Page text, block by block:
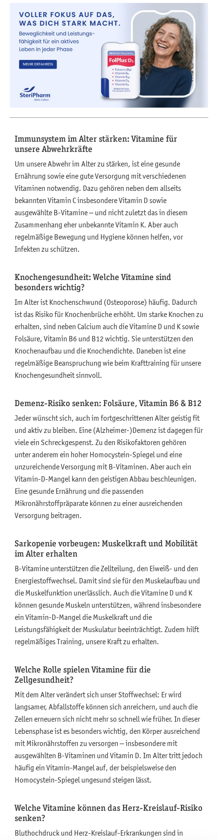
Immunsystem im Alter stärken: Vitamine für
unsere Abwehrkräfte
Um unsere Abwehr im Alter zu stärken, ist eine gesunde
Ernährung sowie eine gute Versorgung mit verschiedenen
Vitaminen notwendig. Dazu gehören neben dem allseits
bekannten Vitamin C insbesondere Vitamin D sowie
ausgewählte B-Vitamine – und nicht zuletzt das in diesem
Zusammenhang eher unbekannte Vitamin K. Aber auch
regelmäßige Bewegung und Hygiene können helfen, vor
Infekten zu schützen.
Knochengesundheit: Welche Vitamine sind
besonders wichtig?
Im Alter ist Knochenschwund (Osteoporose) häufig. Dadurch
ist das Risiko für Knochenbrüche erhöht. Um starke Knochen zu
erhalten, sind neben Calcium auch die Vitamine D und K sowie
Folsäure, Vitamin B6 und B12 wichtig. Sie unterstützen den
Knochenaufbau und die Knochendichte. Daneben ist eine
regelmäßige Beanspruchung wie beim Krafttraining für unsere
Knochengesundheit sinnvoll.
Demenz-Risiko senken: Folsäure, Vitamin B6 & B12
Jeder wünscht sich, auch im fortgeschrittenen Alter geistig fit
und aktiv zu bleiben. Eine (Alzheimer-)Demenz ist dagegen für
viele ein Schreckgespenst. Zu den Risikofaktoren gehören
unter anderem ein hoher Homocystein-Spiegel und eine
unzureichende Versorgung mit B-Vitaminen. Aber auch ein
Vitamin-D-Mangel kann den geistigen Abbau beschleunigen.
Eine gesunde Ernährung und die passenden
Mikronährstoffpräparate können zu einer ausreichenden
Versorgung beitragen.
Sarkopenie vorbeugen: Muskelkraft und Mobilität
im Alter erhalten
B-Vitamine unterstützen die Zellteilung, den Eiweiß- und den
Energiestoffwechsel. Damit sind sie für den Muskelaufbau und
die Muskelfunktion unerlässlich. Auch die Vitamine D und K
können gesunde Muskeln unterstützen, während insbesondere
ein Vitamin-D-Mangel die Muskelkraft und die
Leistungsfähigkeit der Muskulatur beeinträchtigt. Zudem hilft
regelmäßiges Training, unsere Kraft zu erhalten.
Welche Rolle spielen Vitamine für die
Zellgesundheit?
Mit dem Alter verändert sich unser Stoffwechsel: Er wird
langsamer, Abfallstoffe können sich anreichern, und auch die
Zellen erneuern sich nicht mehr so schnell wie früher. In dieser
Lebensphase ist es besonders wichtig, den Körper ausreichend
mit Mikronährstoffen zu versorgen – insbesondere mit
ausgewählten B-Vitaminen und Vitamin D. Im Alter tritt jedoch
häufig ein Vitamin-Mangel auf, der beispielsweise den
Homocystein-Spiegel ungesund steigen lässt.
Welche Vitamine können das Herz-Kreislauf-Risiko
senken?
Bluthochdruck und Herz-Kreislauf-Erkrankungen sind in